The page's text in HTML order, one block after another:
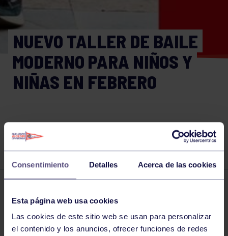
Consentimiento Detalles Acerca de las cookies
Esta página web usa cookies
Las cookies de este sitio web se usan para personalizar
el contenido y los anuncios, ofrecer funciones de redes
NUEVO TALLER DE BAILE
MODERNO PARA NIÑOS Y
NIÑAS EN FEBRERO
¡COREOGRAFÍAS ADAPTADAS PARA LOS
MÁS PEQUES!